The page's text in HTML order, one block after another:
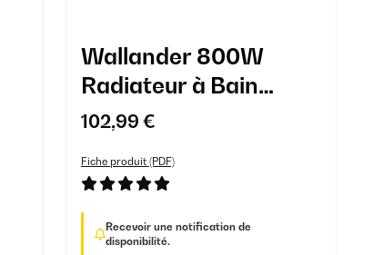
Wallander 800W
Radiateur à Bain
d'Huile Noir
102,99 €
Fiche produit (PDF)
Recevoir une notification de
disponibilité.